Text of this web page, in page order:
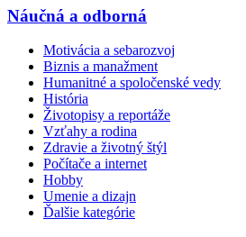
Náučná a odborná
Motivácia a sebarozvoj
Biznis a manažment
Humanitné a spoločenské vedy
História
Životopisy a reportáže
Vzťahy a rodina
Zdravie a životný štýl
Počítače a internet
Hobby
Umenie a dizajn
Ďalšie kategórie